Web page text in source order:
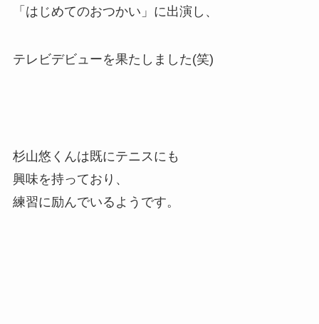
「はじめてのおつかい」に出演し、
テレビデビューを果たしました(笑)
杉山悠くんは既にテニスにも
興味を持っており、
練習に励んでいるようです。